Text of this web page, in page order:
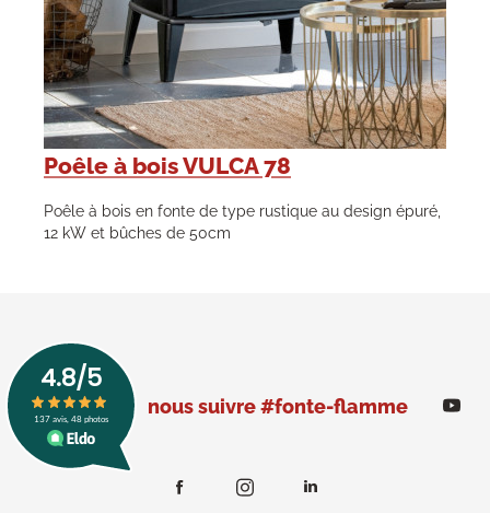
Poêle à bois VULCA 78
Poêle à bois en fonte de type rustique au design épuré,
12 kW et bûches de 50cm
nous suivre #fonte-flamme